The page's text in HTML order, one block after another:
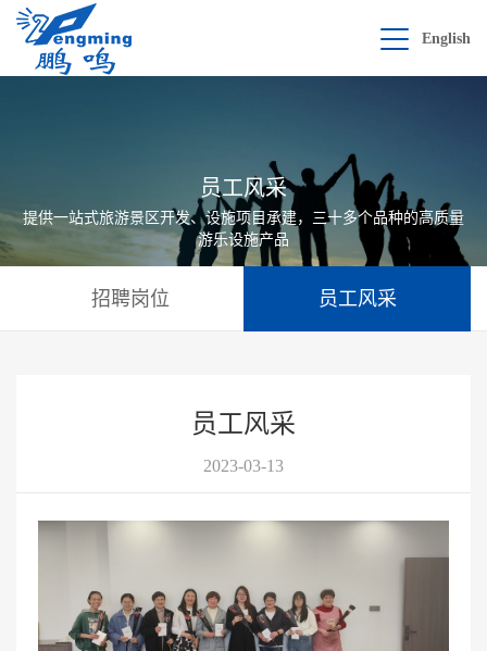
English
员工风采
提供一站式旅游景区开发、设施项目承建，三十多个品种的高质量
游乐设施产品
招聘岗位 员工风采
员工风采
2023-03-13